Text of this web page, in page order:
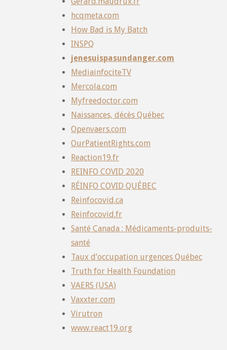
hcqmeta.com
How Bad is My Batch
INSPQ
jenesuispasundanger.com
MediainfociteTV
Mercola.com
Myfreedoctor.com
Naissances, décès Québec
Openvaers.com
OurPatientRights.com
Reaction19.fr
REINFO COVID 2020
RÉINFO COVID QUÉBEC
Reinfocovid.ca
Reinfocovid.fr
Santé Canada : Médicaments-produits-
santé
Taux d’occupation urgences Québec
Truth for Health Foundation
VAERS (USA)
Vaxxter.com
Virutron
www.react19.org